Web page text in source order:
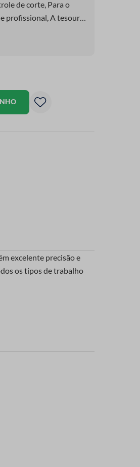
de corte, Para o
profissional, A tesoura
excelente precisão e
os tipos de trabalho